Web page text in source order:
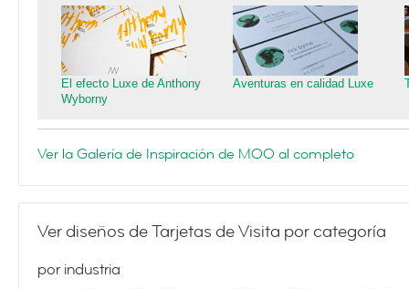
El efecto Luxe de Anthony
Wyborny
Aventuras en calidad Luxe
Ver la Galería de Inspiración de MOO al completo
Ver diseños de Tarjetas de Visita por categoría
por industria